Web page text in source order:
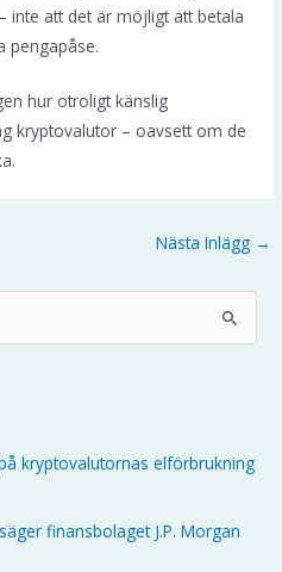
– inte att det är möjligt att betala
pengapåse.
hur otroligt känslig
kryptovalutor – oavsett om de
Nästa Inlägg →
kryptovalutornas elförbrukning
finansbolaget J.P. Morgan